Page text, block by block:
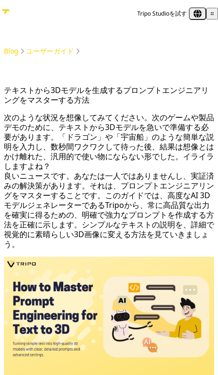
Tripo Studioを試す
Blog
ユーザーガイド
テキストから3Dモデルを生成するプロンプトエンジニアリ
ングをマスターする方法
次のような状況を想像してみてください。次のゲームや製品
デモのために、テキストから3Dモデルを急いで準備する必
要があります。「ドラゴン」や「宇宙船」のような簡単な説
明を入力し、数秒間ワクワクして待った後、結果は想像とは
かけ離れた、汎用的で使い物にならない形でした。イライラ
しますよね？
良いニュースです。あなたは一人ではありませんし、実証済
みの解決策があります。それは、プロンプトエンジニアリン
グをマスターすることです。このガイドでは、高度なAI 3D
モデルジェネレーターであるTripoから、常に高品質な出力
を確実に得るための、明確で強力なプロンプトを作成する方
法を正確に示します。シンプルなテキストの説明を、詳細で
視覚的に素晴らしい3D画像に変える方法を見ていきましょ
う。